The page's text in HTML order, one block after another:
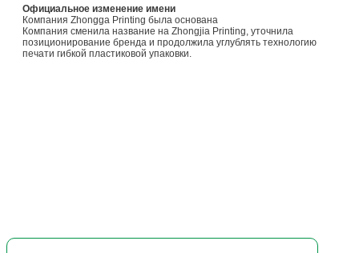
Официальное изменение имени
Компания Zhongga Printing была основана
Компания сменила название на Zhongjia Printing, уточнила
позиционирование бренда и продолжила углублять технологию
печати гибкой пластиковой упаковки.